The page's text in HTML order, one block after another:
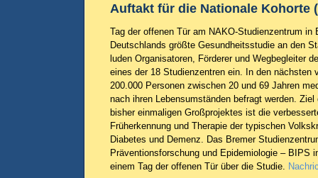
Auftakt für die Nationale Kohorte
Tag der offenen Tür am NAKO-Studienzentrum in
Deutschlands größte Gesundheitsstudie an den
luden Organisatoren, Förderer und Wegbegleiter
eines der 18 Studienzentren ein. In den nächsten
200.000 Personen zwischen 20 und 69 Jahren
nach ihren Lebensumständen befragt werden.
bisher einmaligen Großprojektes ist die
Früherkennung und Therapie der typischen
Diabetes und Demenz. Das Bremer
Präventionsforschung und Epidemiologie – BIPS
einem Tag der offenen Tür über die Studie.